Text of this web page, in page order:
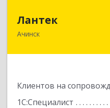
Лантек
Ачинск
Клиентов на
1С:Специалист